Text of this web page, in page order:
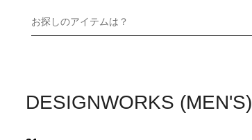
お探しのアイテムは？
DESIGNWORKS (MEN'S)